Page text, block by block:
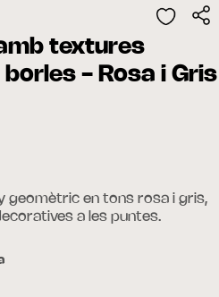
textures
- Rosa i Gris
geomètric en tons rosa i gris,
a les puntes.